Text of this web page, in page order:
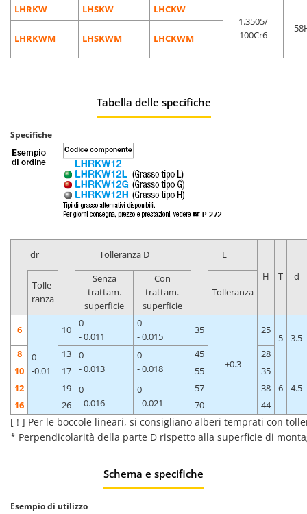
LHRKW LHSKW
LHCKW
1.3505/
100Cr6
LHRKWM
LHSKWM LHCKWM
Tabella delle specifiche
Specifiche
dr Tolleranza D
L
H
T d
Tolle-
ranza
Senza
trattam.
superficie
Con
trattam.
superficie
Tolleranza
6
0
-0.01
10
0
- 0.011
0
- 0.015
35
±0.3
25
5
3.5
8
13
0
- 0.013
0
- 0.018
45
28
10
17 55
35
6
4.5
12 19
0
- 0.016
0
- 0.021
57
38
16
26 70 44
[ ! ] Per le boccole lineari, si consigliano alberi temprati con
* Perpendicolarità della parte D rispetto alla superficie di
Schema e specifiche
Esempio di utilizzo